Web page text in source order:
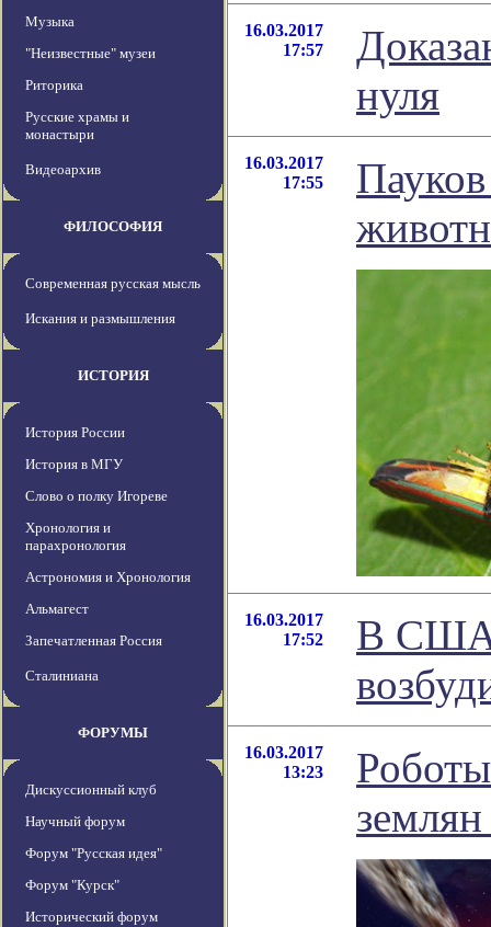
Музыка
"Неизвестные" музеи
Риторика
Русские храмы и
монастыри
Видеоархив
ФИЛОСОФИЯ
Современная русская мысль
Искания и размышления
ИСТОРИЯ
История России
История в МГУ
Слово о полку Игореве
Хронология и
парахронология
Астрономия и Хронология
Альмагест
Запечатленная Россия
Сталиниана
ФОРУМЫ
Дискуссионный клуб
Научный форум
Форум "Русская идея"
Форум "Курск"
Исторический форум
16.03.2017
17:57
нуля
16.03.2017
17:55
16.03.2017
17:52
В США
16.03.2017
13:23